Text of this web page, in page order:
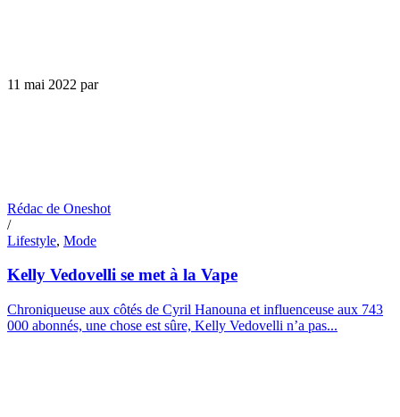
11 mai 2022 par
Rédac de Oneshot
/
Lifestyle, Mode
Kelly Vedovelli se met à la Vape
Chroniqueuse aux côtés de Cyril Hanouna et influenceuse aux 743
000 abonnés, une chose est sûre, Kelly Vedovelli n’a pas...